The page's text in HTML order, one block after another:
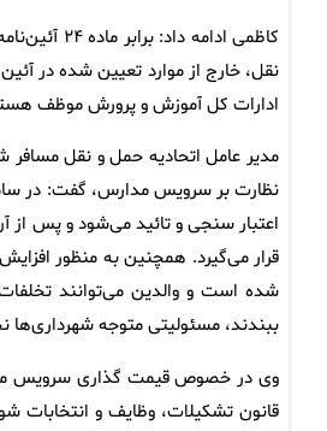
کاظمی
نقل، خارج از موارد تعیین شده در
ادارات کل آموزش و پرورش موظف
مدیر عامل اتحادیه حمل و نقل
اعتبار سنجی و تائید می‌شود و پس
قرار می‌گیرد. همچنین به منظور
شده است و والدین می‌توانند تخلفات
ببندند، مسئولیتی متوجه شهرداری‌ها
قانون تشکیلات، وظایف و انتخابات